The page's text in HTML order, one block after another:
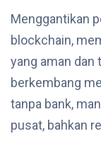
Menggantikan
blockchain,
yang aman dan
berkembang
tanpa bank,
pusat, bahkan